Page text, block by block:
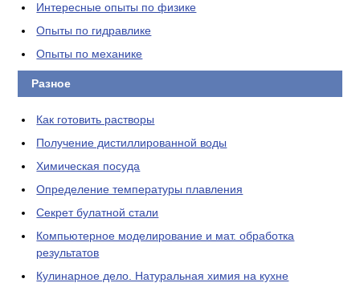
Интересные опыты по физике
Опыты по гидравлике
Опыты по механике
Разное
Как готовить растворы
Получение дистиллированной воды
Химическая посуда
Определение температуры плавления
Секрет булатной стали
Компьютерное моделирование и мат. обработка
результатов
Кулинарное дело. Натуральная химия на кухне